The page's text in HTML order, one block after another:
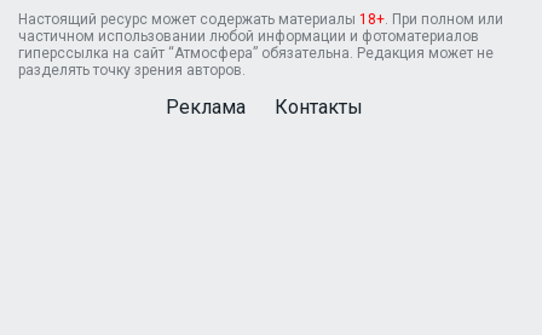
Настоящий ресурс может содержать материалы 18+ . При полном или
частичном использовании любой информации и фотоматериалов
гиперссылка на сайт “Атмосфера” обязательна. Редакция может не
разделять точку зрения авторов.
Реклама Контакты